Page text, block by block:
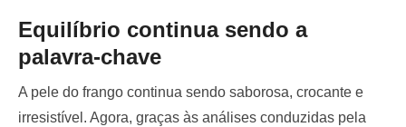
Equilíbrio continua sendo a
palavra-chave
A pele do frango continua sendo saborosa, crocante e
irresistível. Agora, graças às análises conduzidas pela